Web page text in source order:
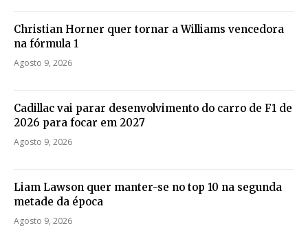
Christian Horner quer tornar a Williams vencedora
na fórmula 1
Agosto 9, 2026
Cadillac vai parar desenvolvimento do carro de F1 de
2026 para focar em 2027
Agosto 9, 2026
Liam Lawson quer manter-se no top 10 na segunda
metade da época
Agosto 9, 2026